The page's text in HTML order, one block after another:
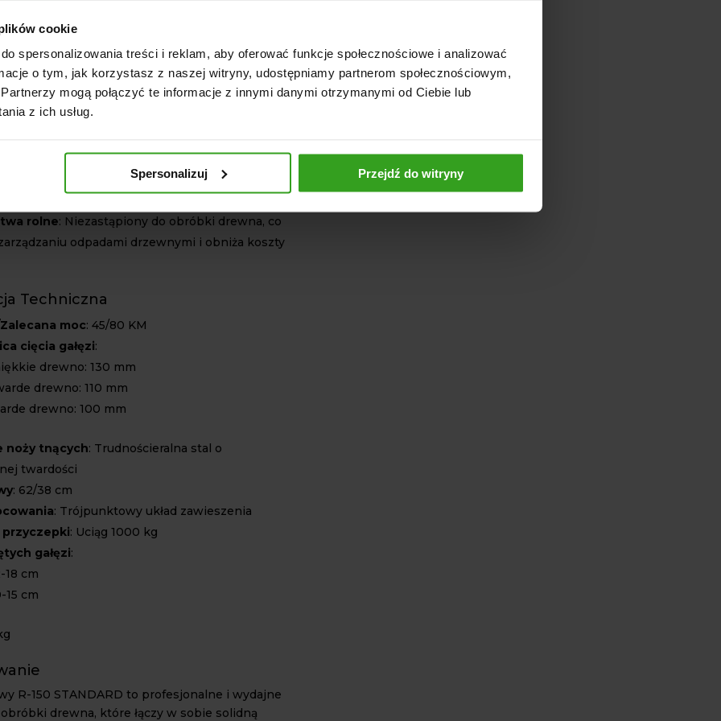
cookie
spersonalizowania treści i reklam, aby oferować funkcje społecznościowe i analizować
o tym, jak korzystasz z naszej witryny, udostępniamy partnerom społecznościowym,
mogą połączyć te informacje z innymi danymi otrzymanymi od Ciebie lub
z ich usług.
Spersonalizuj Przejdź do witryny
STANDARD doskonale sprawdzi się w
: Idealne narzędzie do rozdrabniania gałęzi po
umożliwiające przetwarzanie odpadów na
terenów zielonych: Doskonały do pielęgnacji
oraz innych terenów zielonych, gdzie
rolne: Niezastąpiony do obróbki drewna, co
odpadami drzewnymi i obniża koszty
Techniczna
moc: 45/80 KM
cięcia gałęzi:
drewno: 130 mm
drewno: 110 mm
drewno: 100 mm
noży tnących: Trudnościeralna stal o
twardości
: 62/38 cm
: Trójpunktowy układ zawieszenia
: Uciąg 1000 kg
gałęzi:
18 cm
15 cm
R-150 STANDARD to profesjonalne i wydajne
drewna, które łączy w sobie solidną